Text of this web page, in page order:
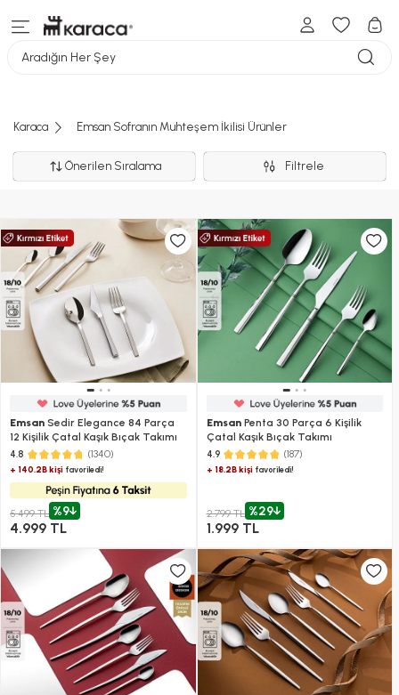
Aradığın Her Şey
Karaca Emsan Sofranın Muhteşem İkilisi Ürünler
Önerilen Sıralama Filtrele
Emsan Sedir Elegance 84 Parça
12 Kişilik Çatal Kaşık Bıçak Takımı
4.8 (1340)
+ 140.2B kişi favoriledi!
5.499 TL %9
4.999 TL
EmsanPenta 30 Parça 6 Kişilik
Çatal Kaşık Bıçak Takımı
4.9 (187)
+ 18.2B kişifavoriledi!
2.799 TL %29
1.999 TL